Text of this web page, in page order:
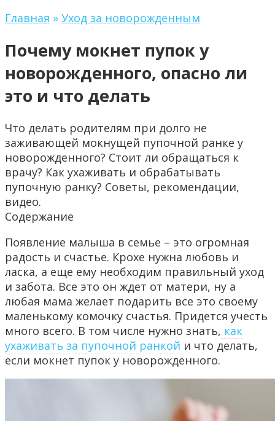
Главная » Уход за новорожденным
Почему мокнет пупок у
новорожденного, опасно ли
это и что делать
Что делать родителям при долго не
заживающей мокнущей пупочной ранке у
новорожденного? Стоит ли обращаться к
врачу? Как ухаживать и обрабатывать
пупочную ранку? Советы, рекомендации,
видео.
Содержание
Появление малыша в семье – это огромная
радость и счастье. Крохе нужна любовь и
ласка, а еще ему необходим правильный уход
и забота. Все это он ждет от матери, ну а
любая мама желает подарить все это своему
маленькому комочку счастья. Придется учесть
много всего. В том числе нужно знать, как
ухаживать за пупочной ранкой и что делать,
если мокнет пупок у новорожденного.